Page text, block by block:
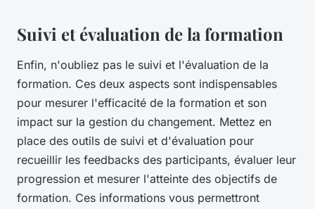
Suivi et évaluation de la formation
Enfin, n'oubliez pas le suivi et l'évaluation de la
formation. Ces deux aspects sont indispensables
pour mesurer l'efficacité de la formation et son
impact sur la gestion du changement. Mettez en
place des outils de suivi et d'évaluation pour
recueillir les feedbacks des participants, évaluer leur
progression et mesurer l'atteinte des objectifs de
formation. Ces informations vous permettront